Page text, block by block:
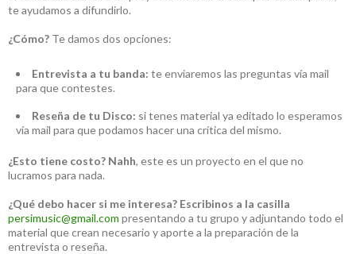
te ayudamos a difundirlo.
¿Cómo? Te damos dos opciones:
Entrevista a tu banda: te enviaremos las preguntas vía mail
para que contestes.
Reseña de tu Disco: si tenes material ya editado lo esperamos
vía mail para que podamos hacer una crítica del mismo.
¿Esto tiene costo? Nahh, este es un proyecto en el que no
lucramos para nada.
¿Qué debo hacer si me interesa? Escribinos a la casilla
persimusic@gmail.com presentando a tu grupo y adjuntando todo el
material que crean necesario y aporte a la preparación de la
entrevista o reseña.